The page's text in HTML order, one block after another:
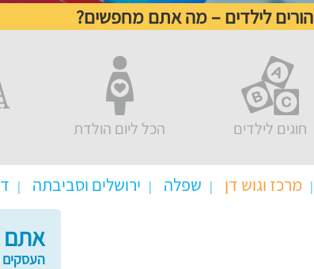
הורים לילדים – מה אתם מחפשים?
חוגים לילדים הכל ליום הולדת
מרכז וגוש דן שפלה ירושלים וסביבתה
אתם
העסקים